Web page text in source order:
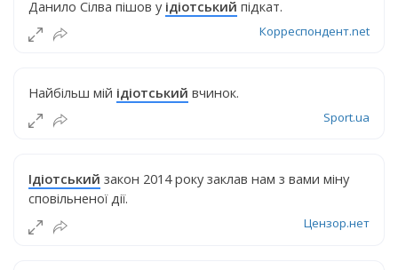
Данило Сілва пішов у ідіотський підкат.
Корреспондент.net
Найбільш мій ідіотський вчинок.
Sport.ua
Ідіотський закон 2014 року заклав нам з вами міну
сповільненої дії.
Цензор.нет